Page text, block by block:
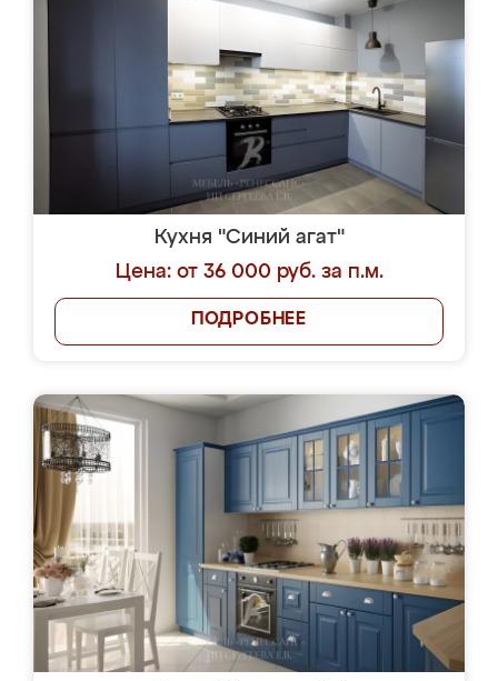
Кухня "Синий агат"
Цена: от 36 000 руб. за п.м.
ПОДРОБНЕЕ